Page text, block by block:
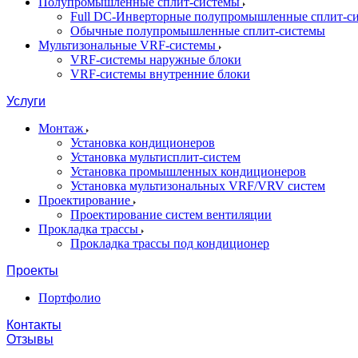
Full DC-Инверторные полупромышленные сплит-
Обычные полупромышленные сплит-системы
Мультизональные VRF-системы
VRF-системы наружные блоки
VRF-системы внутренние блоки
Услуги
Монтаж
Установка кондиционеров
Установка мультисплит-систем
Установка промышленных кондиционеров
Установка мультизональных VRF/VRV систем
Проектирование
Проектирование систем вентиляции
Прокладка трассы
Прокладка трассы под кондиционер
Проекты
Портфолио
Контакты
Отзывы